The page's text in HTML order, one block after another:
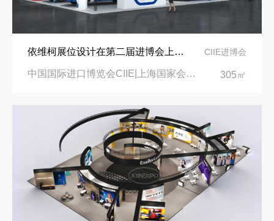
依维柯展位设计在第二届进博会上吸引万千瞩目 CIIE进博会
中国国际进口博览会CIIE|上海国家会展中心 305㎡